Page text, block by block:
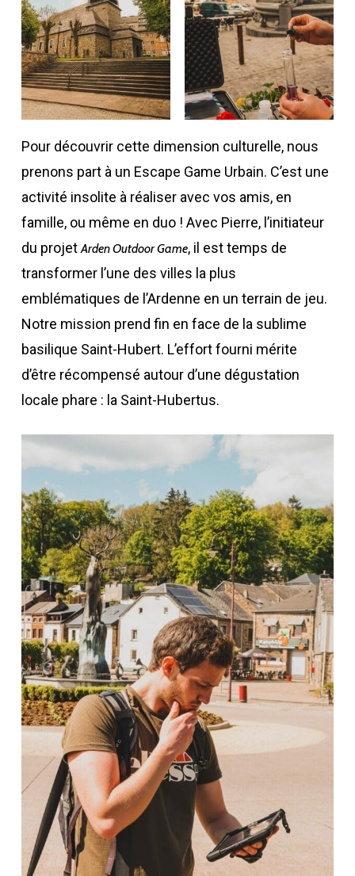
Pour découvrir cette dimension culturelle, nous
prenons part à un Escape Game Urbain. C’est une
activité insolite à réaliser avec vos amis, en
famille, ou même en duo ! Avec Pierre, l’initiateur
du projet Arden Outdoor Game, il est temps de
transformer l’une des villes la plus
emblématiques de l’Ardenne en un terrain de jeu.
Notre mission prend fin en face de la sublime
basilique Saint-Hubert. L’effort fourni mérite
d’être récompensé autour d’une dégustation
locale phare : la Saint-Hubertus.